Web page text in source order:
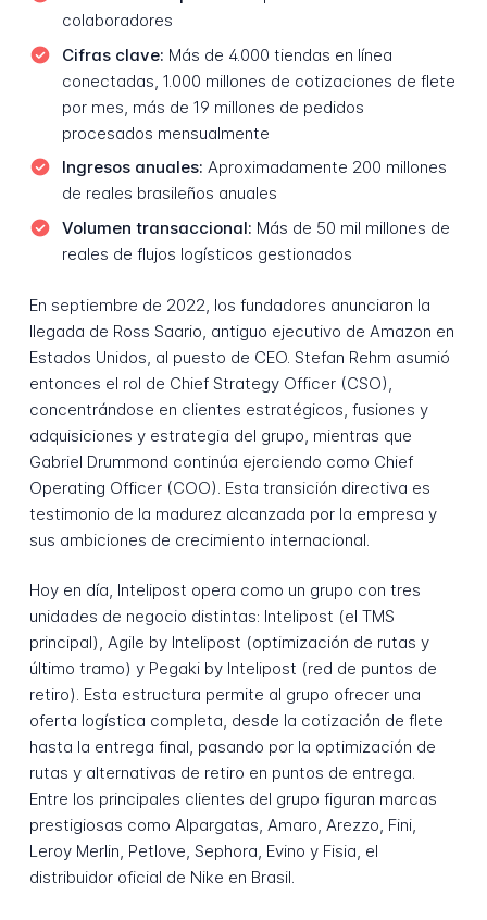
colaboradores
Cifras clave: Más de 4.000 tiendas en línea
conectadas, 1.000 millones de cotizaciones de flete
por mes, más de 19 millones de pedidos
procesados mensualmente
Ingresos anuales: Aproximadamente 200 millones
de reales brasileños anuales
Volumen transaccional: Más de 50 mil millones de
reales de flujos logísticos gestionados
En septiembre de 2022, los fundadores anunciaron la
llegada de Ross Saario, antiguo ejecutivo de Amazon en
Estados Unidos, al puesto de CEO. Stefan Rehm asumió
entonces el rol de Chief Strategy Officer (CSO),
concentrándose en clientes estratégicos, fusiones y
adquisiciones y estrategia del grupo, mientras que
Gabriel Drummond continúa ejerciendo como Chief
Operating Officer (COO). Esta transición directiva es
testimonio de la madurez alcanzada por la empresa y
sus ambiciones de crecimiento internacional.
Hoy en día, Intelipost opera como un grupo con tres
unidades de negocio distintas: Intelipost (el TMS
principal), Agile by Intelipost (optimización de rutas y
último tramo) y Pegaki by Intelipost (red de puntos de
retiro). Esta estructura permite al grupo ofrecer una
oferta logística completa, desde la cotización de flete
hasta la entrega final, pasando por la optimización de
rutas y alternativas de retiro en puntos de entrega.
Entre los principales clientes del grupo figuran marcas
prestigiosas como Alpargatas, Amaro, Arezzo, Fini,
Leroy Merlin, Petlove, Sephora, Evino y Fisia, el
distribuidor oficial de Nike en Brasil.